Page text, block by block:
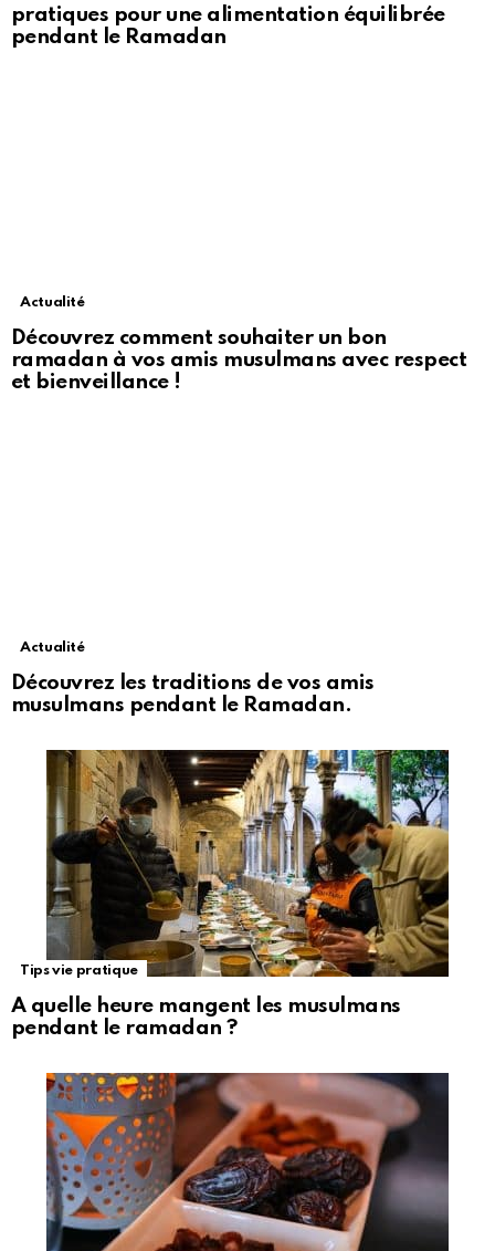
pratiques pour une alimentation équilibrée
pendant le Ramadan
Actualité
Découvrez comment souhaiter un bon
ramadan à vos amis musulmans avec respect
et bienveillance !
Actualité
Découvrez les traditions de vos amis
musulmans pendant le Ramadan.
Tips vie pratique
A quelle heure mangent les musulmans
pendant le ramadan ?